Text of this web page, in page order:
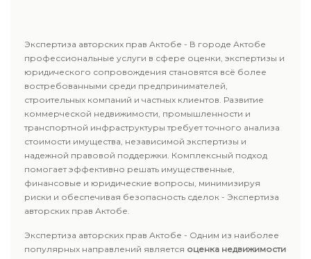
Экспертиза авторских прав Актобе - В городе Актобе
профессиональные услуги в сфере оценки, экспертизы и
юридического сопровождения становятся всё более
востребованными среди предпринимателей,
строительных компаний и частных клиентов. Развитие
коммерческой недвижимости, промышленности и
транспортной инфраструктуры требует точного анализа
стоимости имущества, независимой экспертизы и
надежной правовой поддержки. Комплексный подход
помогает эффективно решать имущественные,
финансовые и юридические вопросы, минимизируя
риски и обеспечивая безопасность сделок - Экспертиза
авторских прав Актобе.
Экспертиза авторских прав Актобе - Одним из наиболее
популярных направлений является оценка недвижимости